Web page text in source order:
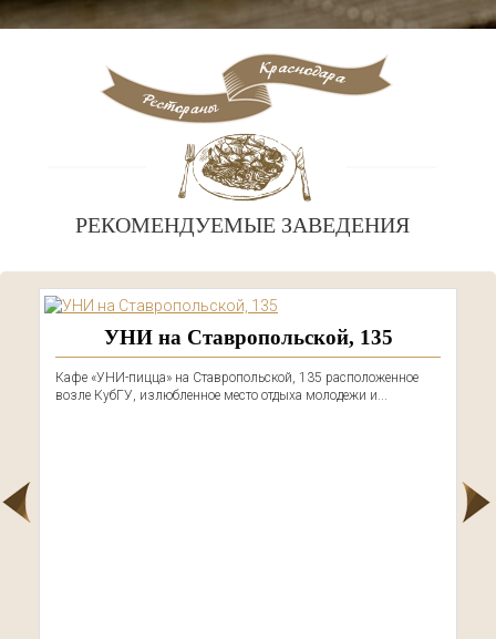
РЕКОМЕНДУЕМЫЕ ЗАВЕДЕНИЯ
УНИ на Ставропольской, 135
Кафе «УНИ-пицца» на Ставропольской, 135 расположенное
возле КубГУ, излюбленное место отдыха молодежи и...